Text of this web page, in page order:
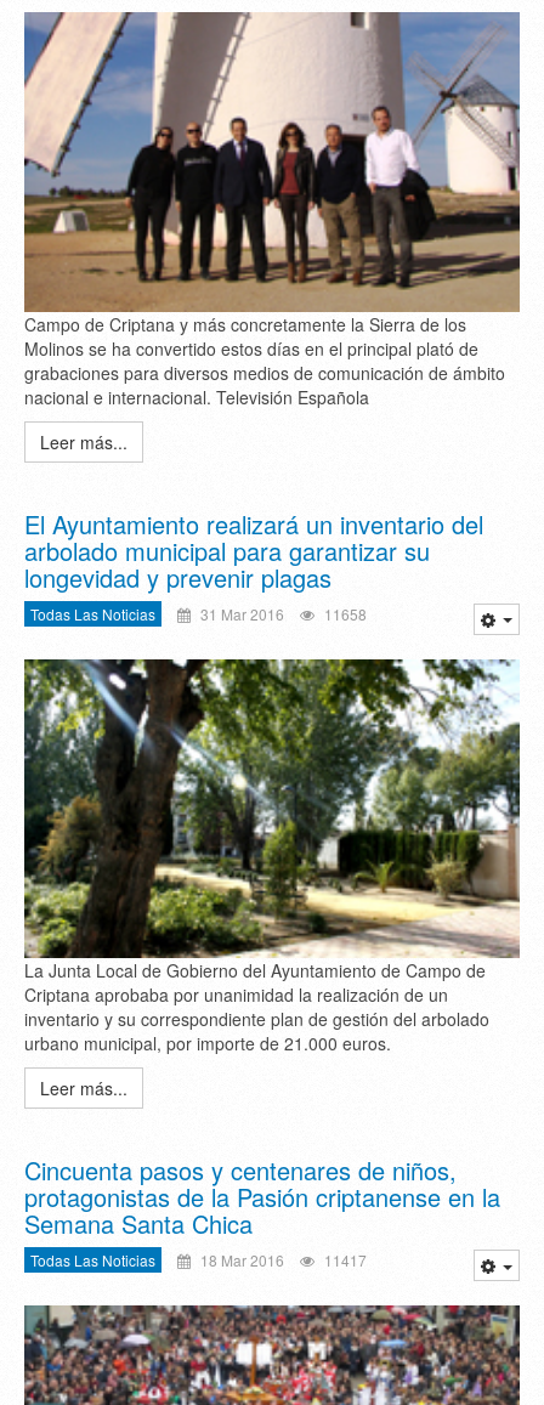
Campo de Criptana y más concretamente la Sierra de los
Molinos se ha convertido estos días en el principal plató de
grabaciones para diversos medios de comunicación de ámbito
nacional e internacional. Televisión Española
Leer más...
El Ayuntamiento realizará un inventario del
arbolado municipal para garantizar su
longevidad y prevenir plagas
Todas Las Noticias 31 Mar 2016 11658
La Junta Local de Gobierno del Ayuntamiento de Campo de
Criptana aprobaba por unanimidad la realización de un
inventario y su correspondiente plan de gestión del arbolado
urbano municipal, por importe de 21.000 euros.
Leer más...
Cincuenta pasos y centenares de niños,
protagonistas de la Pasión criptanense en la
Semana Santa Chica
Todas Las Noticias 18 Mar 2016 11417